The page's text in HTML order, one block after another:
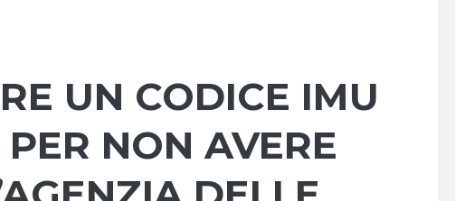
UN CODICE IMU
NON AVERE